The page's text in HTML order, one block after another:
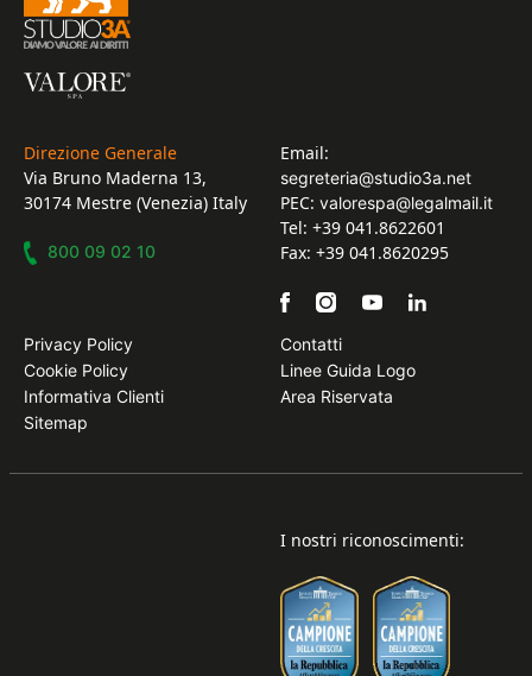
Direzione Generale
Via Bruno Maderna 13,
30174 Mestre (Venezia) Italy
800 09 02 10
Email:
segreteria@studio3a.net
PEC: valorespa@legalmail.it
Tel: +39 041.8622601
Fax: +39 041.8620295
Privacy Policy
Cookie Policy
Informativa Clienti
Sitemap
Contatti
Linee Guida Logo
Area Riservata
I nostri riconoscimenti: